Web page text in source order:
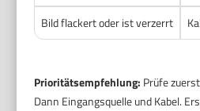
Bild flackert oder ist verzerrt
Prioritätsempfehlung: Prüfe
Dann Eingangsquelle und Kabel.